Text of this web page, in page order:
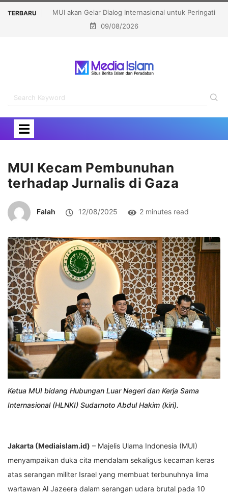
TERBARU
Peringati
Bupati Aceh Besar Harap Masjid Ibnu Abu Bakar Jadi
Pusat Pembinaan Umat
09/08/2026
MUI Kecam Pembunuhan
terhadap Jurnalis di Gaza
Falah 12/08/2025 2 minutes read
Ketua MUI bidang Hubungan Luar Negeri dan Kerja Sama
Internasional (HLNKI) Sudarnoto Abdul Hakim (kiri).
Jakarta (Mediaislam.id) – Majelis Ulama Indonesia (MUI)
menyampaikan duka cita mendalam sekaligus kecaman keras
atas serangan militer Israel yang membuat terbunuhnya lima
wartawan Al Jazeera dalam serangan udara brutal pada 10